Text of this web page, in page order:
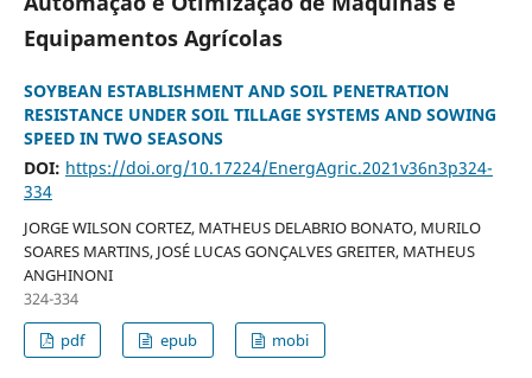
Equipamentos Agrícolas
SOYBEAN ESTABLISHMENT AND SOIL PENETRATION
RESISTANCE UNDER SOIL TILLAGE SYSTEMS AND SOWING
SPEED IN TWO SEASONS
DOI: https://doi.org/10.17224/EnergAgric.2021v36n3p324-
334
JORGE WILSON CORTEZ, MATHEUS DELABRIO BONATO, MURILO
SOARES MARTINS, JOSÉ LUCAS GONÇALVES GREITER, MATHEUS
ANGHINONI
324-334
pdf
epub mobi